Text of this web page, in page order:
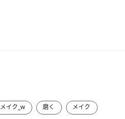
メイク_w 磨く メイク